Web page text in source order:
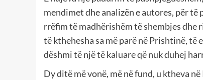
mendimet dhe analizën e autores, për
rrëfim të madhërishëm të shembjes dhe
të kthehesha sa më parë në Prishtinë,
dëshmi të një të kaluare që nuk duhej
Dy ditë më vonë, më në fund, u ktheva